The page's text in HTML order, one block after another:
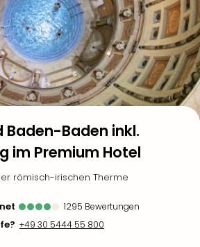
Baden-Baden inkl.
im Premium Hotel
römisch-irischen Therme
1295 Bewertungen
+49 30 5444 55 800